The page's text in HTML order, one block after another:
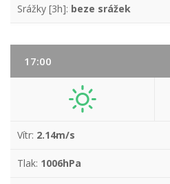
Srážky [3h]: beze srážek
17:00
Vítr: 2.14m/s
Tlak: 1006hPa